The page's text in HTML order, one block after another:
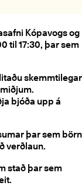
Kópavogs og
til 17:30, þar sem
skemmtilegar
bjóða upp á
þar sem börn
verðlaun.
stað þar sem